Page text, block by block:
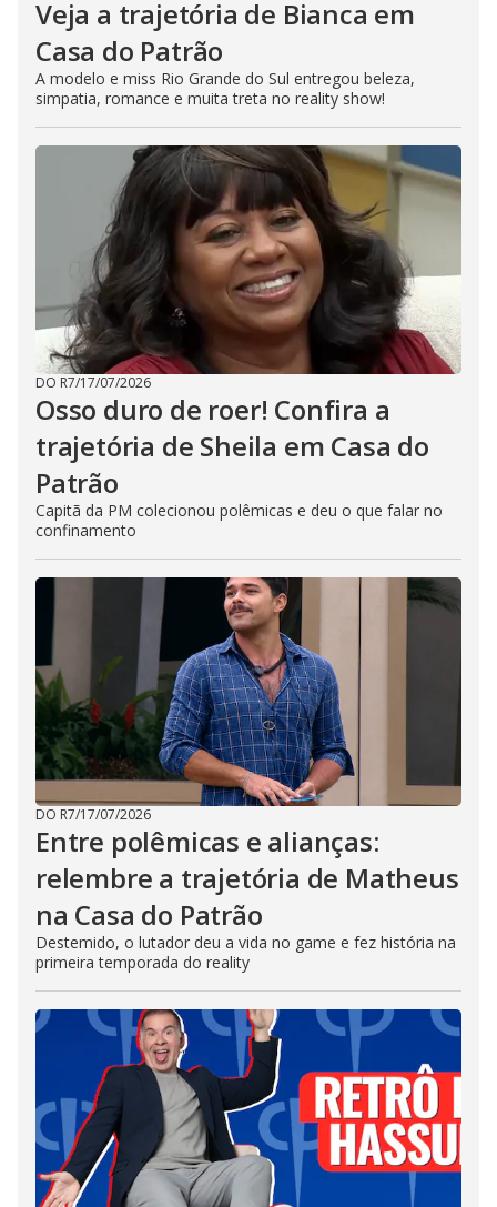
Veja a trajetória de Bianca em
Casa do Patrão
A modelo e miss Rio Grande do Sul entregou beleza,
simpatia, romance e muita treta no reality show!
DO R7/17/07/2026
Osso duro de roer! Confira a
trajetória de Sheila em Casa do
Patrão
Capitã da PM colecionou polêmicas e deu o que falar no
confinamento
DO R7/17/07/2026
Entre polêmicas e alianças:
relembre a trajetória de Matheus
na Casa do Patrão
Destemido, o lutador deu a vida no game e fez história na
primeira temporada do reality